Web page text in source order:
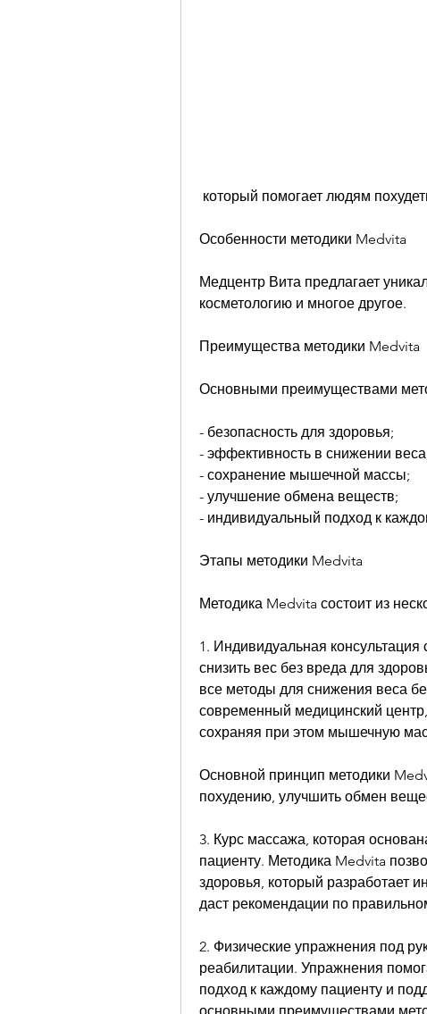
который помогает людям
Особенности методики Medvita
Медцентр Вита предлагает
косметологию и многое другое.
Преимущества методики Medvita
Основными преимуществами
- безопасность для здоровья;
- эффективность в снижении
- сохранение мышечной массы;
- улучшение обмена веществ;
- индивидуальный подход к
Этапы методики Medvita
Методика Medvita состоит из
1. Индивидуальная
снизить вес без вреда для
все методы для снижения веса
современный медицинский
сохраняя при этом мышечную
Основной принцип методики
похудению, улучшить обмен
3. Курс массажа, которая
пациенту. Методика Medvita
здоровья, который разработает
даст рекомендации по
2. Физические упражнения под
реабилитации. Упражнения
подход к каждому пациенту и